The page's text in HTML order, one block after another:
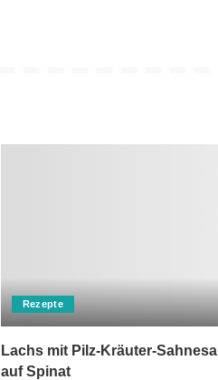
Rezepte
Lachs mit Pilz-Kräuter-
auf Spinat